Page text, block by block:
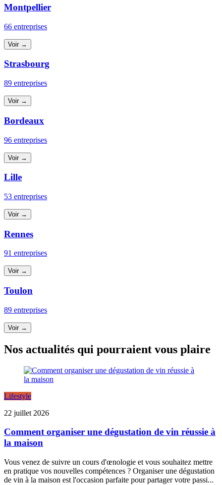
Montpellier
66 entreprises
Voir →
Strasbourg
89 entreprises
Voir →
Bordeaux
96 entreprises
Voir →
Lille
53 entreprises
Voir →
Rennes
91 entreprises
Voir →
Toulon
89 entreprises
Voir →
Nos actualités qui pourraient vous plaire
Lifestyle
22 juillet 2026
Comment organiser une dégustation de vin réussie à
la maison
Vous venez de suivre un cours d'œnologie et vous souhaitez mettre
en pratique vos nouvelles compétences ? Organiser une dégustation
de vin à la maison est l'occasion parfaite pour partager votre passi...